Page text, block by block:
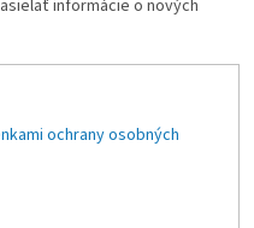
informácie o nových
ochrany osobných